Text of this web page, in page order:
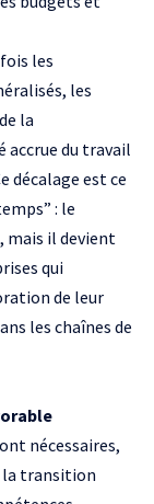
les
les
la
accrue du travail
décalage est ce
: le
mais il devient
qui
de leur
les chaînes de
nécessaires,
la transition